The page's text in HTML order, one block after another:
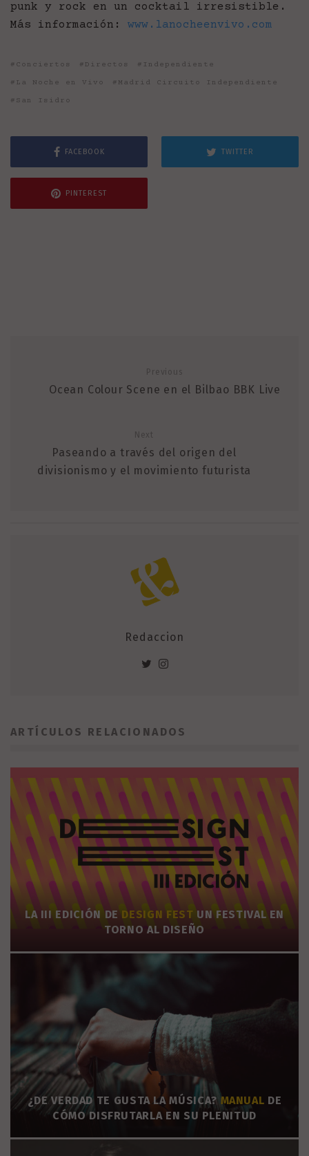
punk y rock en un cocktail irresistible.
Más información: www.lanocheenvivo.com
Conciertos Directos
Independiente
La Noche en Vivo
Madrid Circuito Independiente
San Isidro
FACEBOOK TWITTER
PINTEREST
Previous
Ocean Colour Scene en el Bilbao BBK Live
Next
Paseando a través del origen del
divisionismo y el movimiento futurista
Redaccion
ARTÍCULOS RELACIONADOS
LA III EDICIÓN DE DESIGN FEST UN FESTIVAL EN
TORNO AL DISEÑO
¿DE VERDAD TE GUSTA LA MÚSICA? MANUAL DE
CÓMO DISFRUTARLA EN SU PLENITUD